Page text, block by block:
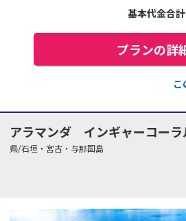
基本代金合計
プランの詳
アラマンダ インギャーコーラ
県/石垣・宮古・与那国島